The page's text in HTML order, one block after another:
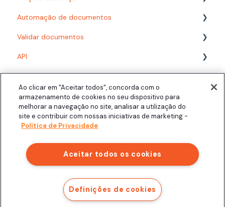
Planos
Consumo
Automação de documentos
Modelos
Fluxos com planilha
Configuração
Signatários
Validar documentos
Biometria Facial
API
Assinatura presencial
Assinatura Automática
Personalização
Acompanhando documentos finalizados
Área do Signatário
Click.AI
Integrações
Ao clicar em "Aceitar todos", concorda com o
armazenamento de cookies no seu dispositivo para
melhorar a navegação no site, analisar a utilização do
site e contribuir com nossas iniciativas de marketing -
Política de Privacidade
Aceitar todos os cookies
Definições de cookies